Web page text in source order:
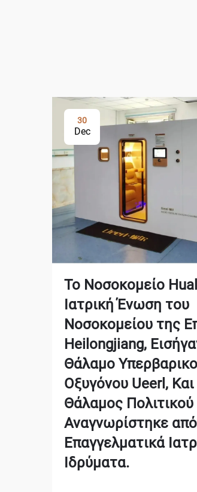
30
Dec
Το Νοσοκομείο
Ιατρική Ένωση του
Νοσοκομείου της
Heilongjiang,
Θάλαμο
Οξυγόνου Ueerl,
Θάλαμος
Αναγνωρίστηκε από
Επαγγελματικά
Ιδρύματα.